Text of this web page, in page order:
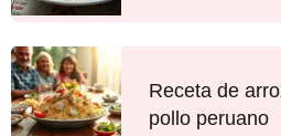
Receta de
pollo peruano